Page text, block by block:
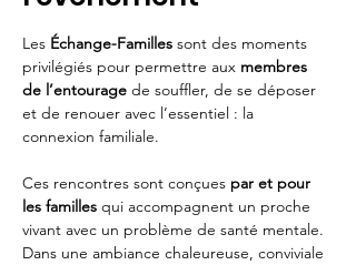
Les Échange-Familles sont des moments
privilégiés pour permettre aux membres
de l’entourage de souffler, de se déposer
et de renouer avec l’essentiel : la
connexion familiale.
Ces rencontres sont conçues par et pour
les familles qui accompagnent un proche
vivant avec un problème de santé mentale.
Dans une ambiance chaleureuse, conviviale